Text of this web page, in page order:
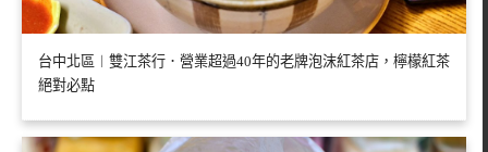
台中北區︱雙江茶行．營業超過40年的老牌泡沫紅茶店，檸檬紅茶
絕對必點